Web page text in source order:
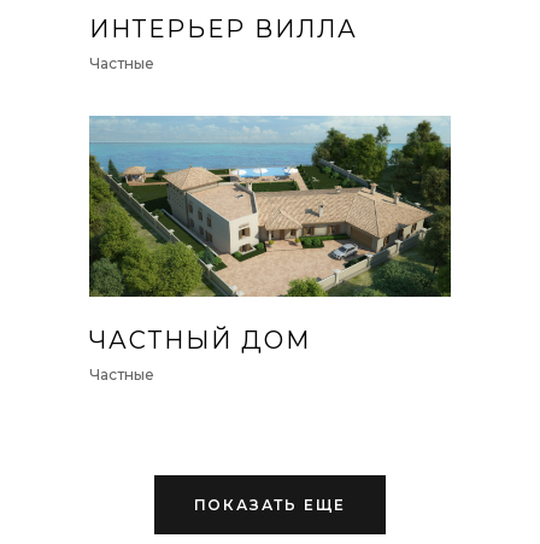
ИНТЕРЬЕР ВИЛЛА
Частные
ЧАСТНЫЙ ДОМ
Частные
ПОКАЗАТЬ ЕЩЕ